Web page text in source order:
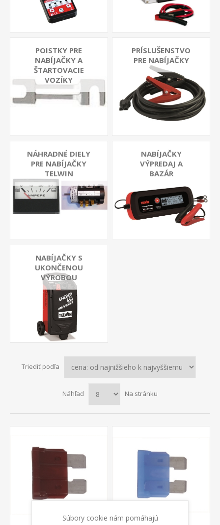
POISTKY PRE
NABÍJAČKY A
ŠTARTOVACIE
VOZÍKY
PRÍSLUŠENSTVO
PRE NABÍJAČKY
NÁHRADNÉ DIELY
PRE NABÍJAČKY
TELWIN
NABÍJAČKY
VÝPREDAJ A
BAZÁR
NABÍJAČKY S
UKONČENOU
VÝROBOU
Triediť podľa
Náhľad Na stránku
Súbory cookie nám pomáhajú